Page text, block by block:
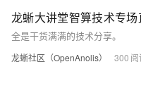
全是干货满满的技术分享。
龙蜥社区（OpenAnolis） 300